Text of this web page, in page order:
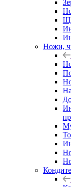
Ножи,